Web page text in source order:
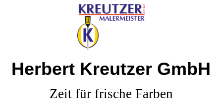
Herbert Kreutzer GmbH
Zeit für frische Farben